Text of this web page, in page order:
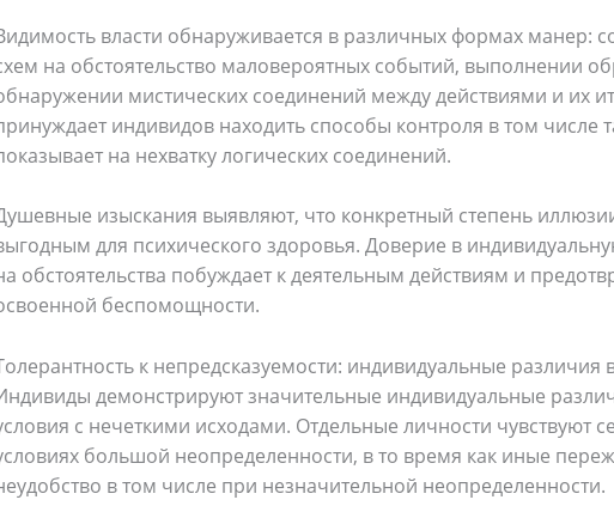
(41) Kitchen and cooking(2)
(5) Mens Fashion(4)
Three piece(0)
(15) Watches(0)
(8) Womens Fashion(5)
власти обнаруживается в различных формах манер:
на обстоятельство маловероятных событий, выполнении
мистических соединений между действиями и их
индивидов находить способы контроля в том числе
на нехватку логических соединений.
изыскания выявляют, что конкретный степень
для психического здоровья. Доверие в
обстоятельства побуждает к деятельным действиям и
беспомощности.
к непредсказуемости: индивидуальные различия
демонстрируют значительные индивидуальные
с нечеткими исходами. Отдельные личности чувствуют
большой неопределенности, в то время как иные
в том числе при незначительной неопределенности.